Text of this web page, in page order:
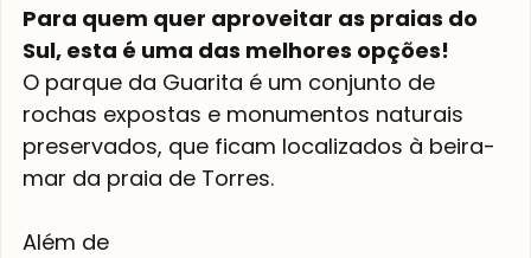
Para quem quer aproveitar as praias do
Sul, esta é uma das melhores opções!
O parque da Guarita é um conjunto de
rochas expostas e monumentos naturais
preservados, que ficam localizados à beira-
mar da praia de Torres.
Além de